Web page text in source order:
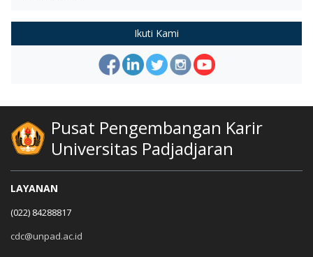
Ikuti Kami
Pusat Pengembangan Karir
Universitas Padjadjaran
LAYANAN
(022) 84288817
cdc@unpad.ac.id